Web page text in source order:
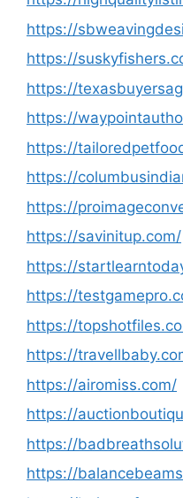
https://
https://
https://
https://
https://
https://
https://
https://savinitup.com/
https://
https://
https://
https://
https://airomiss.com/
https://
https://
https://